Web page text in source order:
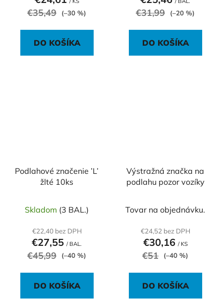
€35,49 (–30 %)
DO KOŠÍKA
€31,99 (–20 %)
DO KOŠÍKA
Podlahové značenie ’L’
žlté 10ks
Skladom (3 BAL.)
€22,40 bez DPH
€27,55 / BAL.
€45,99 (–40 %)
DO KOŠÍKA
Výstražná značka na
podlahu pozor vozíky
Tovar na objednávku.
€24,52 bez DPH
€30,16 / KS
€51 (–40 %)
DO KOŠÍKA